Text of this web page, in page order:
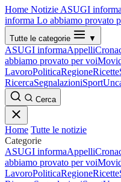
Home Notizie ASUGI informa
informa Lo abbiamo provato
Tutte le categorie ▼
ASUGI informaAppelli
abbiamo provato per voi
LavoroPoliticaRegioneRicette
RicercaSegnalazioniSport
Cerca
Home Tutte le notizie
Categorie
ASUGI informaAppelli
abbiamo provato per voi
LavoroPoliticaRegioneRicette